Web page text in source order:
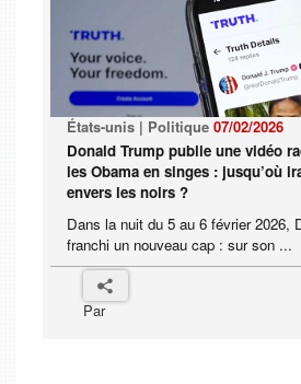
États-unis | Politique 07/02/2026
Donald Trump publie une vidéo
les Obama en singes : jusqu’où
envers les noirs ?
Dans la nuit du 5 au 6 février 2026,
franchi un nouveau cap : sur son ...
Par